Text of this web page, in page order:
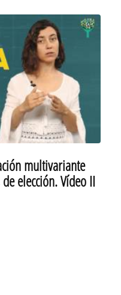
multivariante
elección. Vídeo II